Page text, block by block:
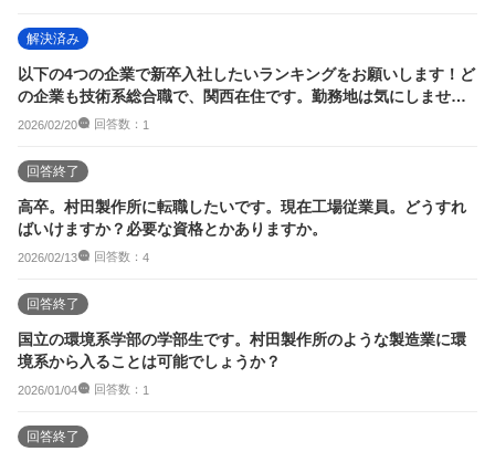
解決済み
以下の4つの企業で新卒入社したいランキングをお願いします！ど
の企業も技術系総合職で、関西在住です。勤務地は気にしませ
ん。 パナソニッ...
2026/02/20 回答数： 1
回答終了
高卒。村田製作所に転職したいです。現在工場従業員。どうすれ
ばいけますか？必要な資格とかありますか。
2026/02/13 回答数： 4
回答終了
国立の環境系学部の学部生です。村田製作所のような製造業に環
境系から入ることは可能でしょうか？
2026/01/04 回答数： 1
回答終了